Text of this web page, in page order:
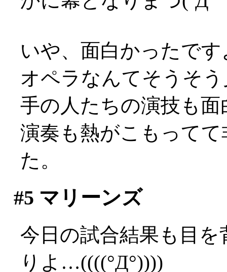
いや、面白かったです
オペラなんてそうそ
手の人たちの演技も
演奏も熱がこもって
た。
#5 マリーンズ
今日の試合結果も目
りよ…((((°Д°))))